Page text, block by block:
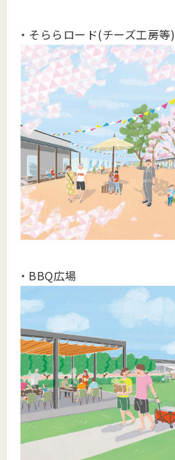
・そららロード(チーズ工房等)
・BBQ広場